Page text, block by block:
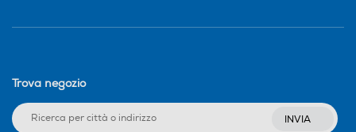
Trova negozio
INVIA